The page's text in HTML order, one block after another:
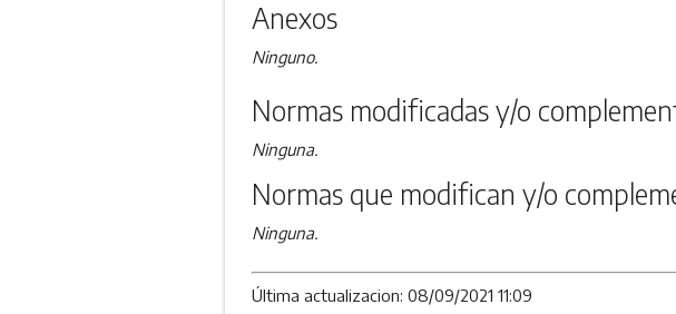
Anexos
Ninguno.
Normas modificadas y/o
Ninguna.
Normas que modifican y/o
Ninguna.
Última actualizacion: 08/09/2021 11:09